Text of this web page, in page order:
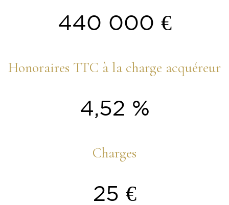
440 000 €
Honoraires TTC à la charge acquéreur
4,52 %
Charges
25 €